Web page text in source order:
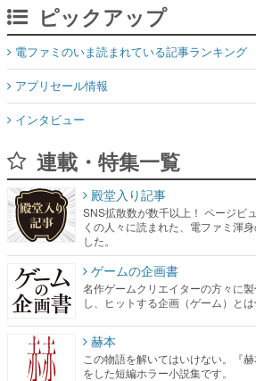
ピックアップ
電ファミのいま読まれている記事ランキング
アプリセール情報
インタビュー
連載・特集一覧
殿堂入り記事
SNS拡散数が数千以上！ ページビ
くの人々に読まれた、電ファミ渾
した。
ゲームの企画書
名作ゲームクリエイターの方々に
し、ヒットする企画（ゲーム）とは
赫本
この物語を解いてはいけない。『
をした短編ホラー小説集です。